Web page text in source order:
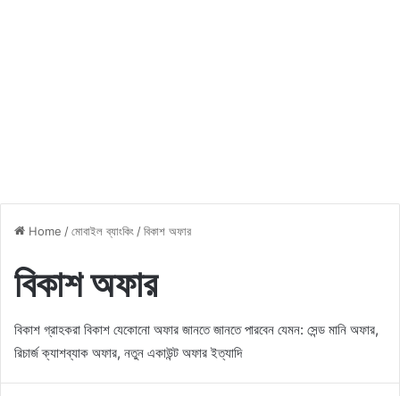
Home /মোবাইল ব্যাংকিং /বিকাশ অফার
বিকাশ অফার
বিকাশ গ্রাহকরা বিকাশ যেকোনো অফার জানতে জানতে পারবেন যেমন: সেন্ড মানি অফার,
রিচার্জ ক্যাশব্যাক অফার, নতুন একাউন্ট অফার ইত্যাদি